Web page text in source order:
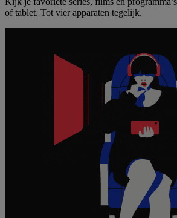
of tablet. Tot vier apparaten tegelijk.